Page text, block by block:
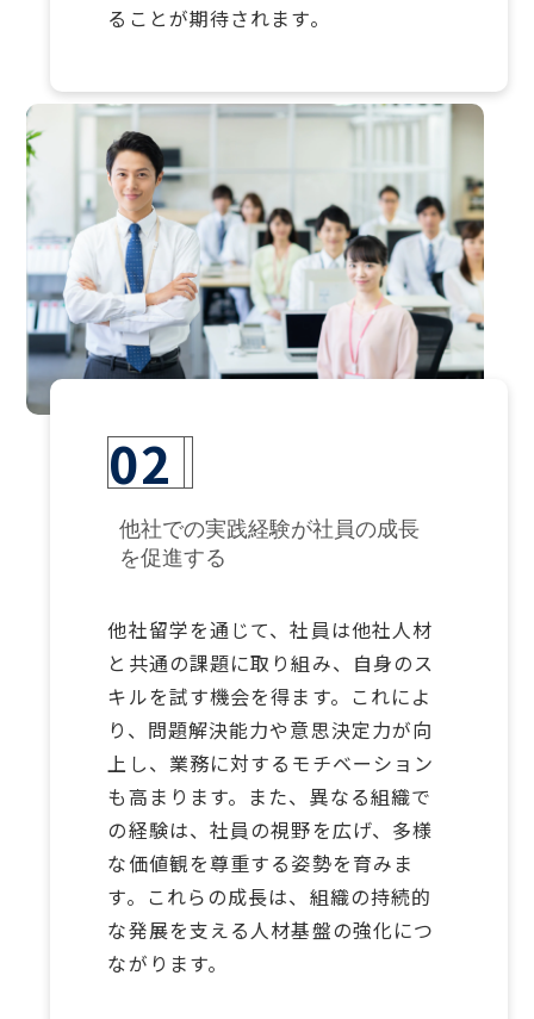
ることが期待されます。
02
他社での実践経験が社員の成長
を促進する
他社留学を通じて、社員は他社人材
と共通の課題に取り組み、自身のス
キルを試す機会を得ます。​これによ
り、問題解決能力や意思決定力が向
上し、業務に対するモチベーション
も高まります。​また、異なる組織で
の経験は、社員の視野を広げ、多様
な価値観を尊重する姿勢を育みま
す。​これらの成長は、組織の持続的
な発展を支える人材基盤の強化につ
ながります。​